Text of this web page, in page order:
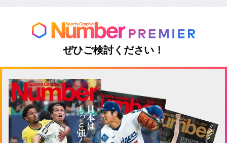
ぜひご検討ください！